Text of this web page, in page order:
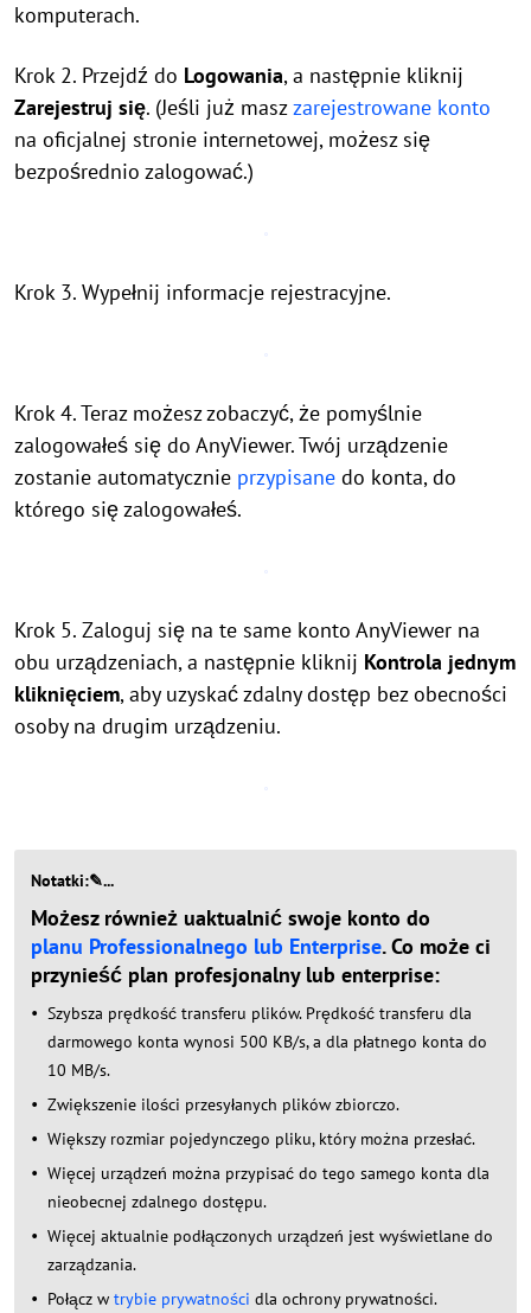
komputerach.
Krok 2. Przejdź do Logowania, a następnie kliknij
Zarejestruj się. (Jeśli już maszzarejestrowane konto
na oficjalnej stronie internetowej, możesz się
bezpośrednio zalogować.)
Krok 3. Wypełnij informacje rejestracyjne.
Krok 4. Teraz możesz zobaczyć, że pomyślnie
zalogowałeś się do AnyViewer. Twój urządzenie
zostanie automatycznie przypisane do konta, do
którego się zalogowałeś.
Krok 5. Zaloguj się na te same konto AnyViewer na
obu urządzeniach, a następnie kliknij Kontrola jednym
kliknięciem, aby uzyskać zdalny dostęp bez obecności
osoby na drugim urządzeniu.
Notatki:✎...
Możesz również uaktualnić swoje konto do
planu Professionalnego lub Enterprise. Co może ci
przynieść plan profesjonalny lub enterprise:
Szybsza prędkość transferu plików. Prędkość transferu dla
darmowego konta wynosi 500 KB/s, a dla płatnego konta do
10 MB/s.
Zwiększenie ilości przesyłanych plików zbiorczo.
Większy rozmiar pojedynczego pliku, który można przesłać.
Więcej urządzeń można przypisać do tego samego konta dla
nieobecnej zdalnego dostępu.
Więcej aktualnie podłączonych urządzeń jest wyświetlane do
zarządzania.
Połącz w trybie prywatności dla ochrony prywatności.